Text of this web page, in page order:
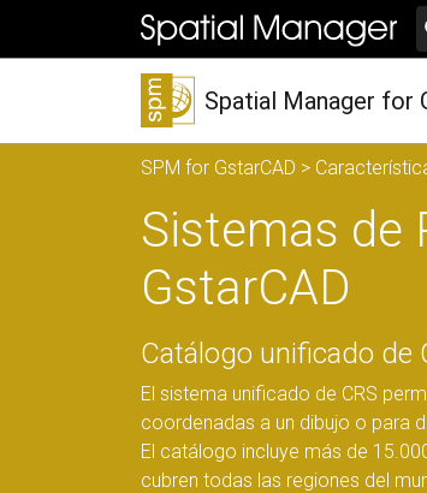
Spatial Manager for
SPM for GstarCAD >
Sistemas de
GstarCAD
Catálogo unificado de
El sistema unificado de CRS
coordenadas a un dibujo o para
El catálogo incluye más de
cubren todas las regiones del